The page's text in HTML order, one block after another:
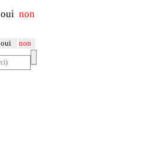
oui non
oui non